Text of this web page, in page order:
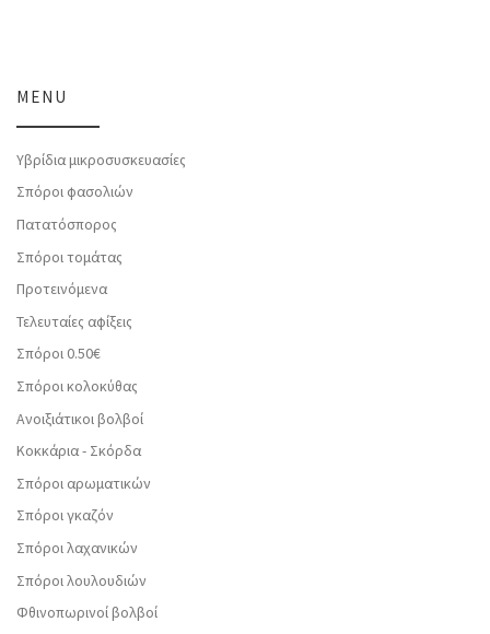
MENU
Υβρίδια μικροσυσκευασίες
Σπόροι φασολιών
Πατατόσπορος
Σπόροι τομάτας
Προτεινόμενα
Τελευταίες αφίξεις
Σπόροι 0.50€
Σπόροι κολοκύθας
Ανοιξιάτικοι βολβοί
Κοκκάρια - Σκόρδα
Σπόροι αρωματικών
Σπόροι γκαζόν
Σπόροι λαχανικών
Σπόροι λουλουδιών
Φθινοπωρινοί βολβοί